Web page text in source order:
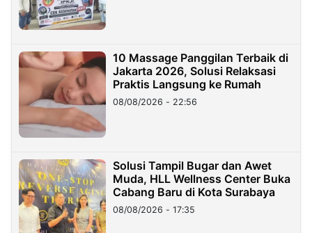
10 Massage Panggilan Terbaik di
Jakarta 2026, Solusi Relaksasi
Praktis Langsung ke Rumah
08/08/2026 - 22:56
Solusi Tampil Bugar dan Awet
Muda, HLL Wellness Center Buka
Cabang Baru di Kota Surabaya
08/08/2026 - 17:35